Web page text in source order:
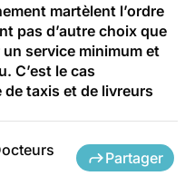
martèlent l’ordre
pas d’autre choix que
service minimum et
C’est le cas
de taxis et de livreurs
Partager